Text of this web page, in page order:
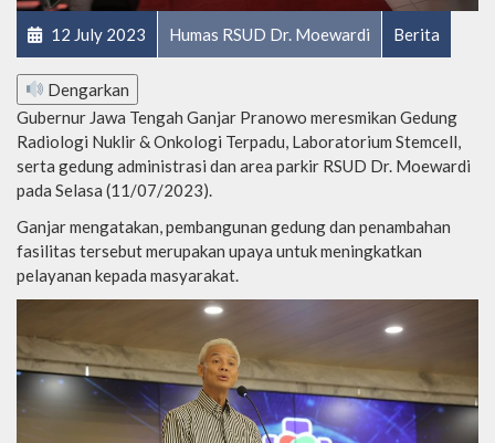
12 July 2023 Humas RSUD Dr. Moewardi Berita
Dengarkan
Gubernur Jawa Tengah Ganjar Pranowo meresmikan Gedung
Radiologi Nuklir & Onkologi Terpadu, Laboratorium Stemcell,
serta gedung administrasi dan area parkir RSUD Dr. Moewardi
pada Selasa (11/07/2023).
Ganjar mengatakan, pembangunan gedung dan penambahan
fasilitas tersebut merupakan upaya untuk meningkatkan
pelayanan kepada masyarakat.